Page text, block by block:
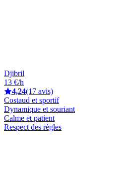
Djibril
13 €/h
4,24(17 avis)
Costaud et sportif
Dynamique et souriant
Calme et patient
Respect des règles